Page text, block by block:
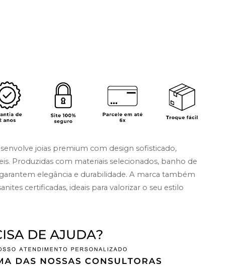
joias premium com design sofisticado,
Produzidas com materiais selecionados, banho de
elegância e durabilidade. A marca também
certificadas, ideais para valorizar o seu estilo